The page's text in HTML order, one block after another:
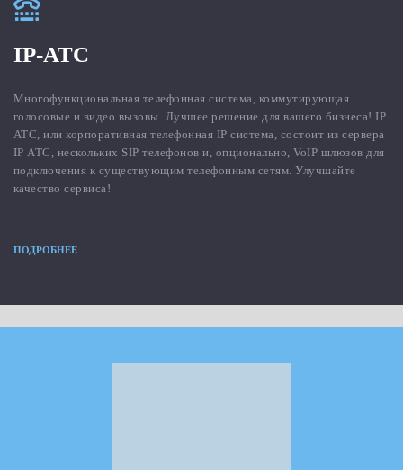
IP-АТС
Многофункциональная телефонная система, коммутирующая
голосовые и видео вызовы. Лучшее решение для вашего бизнеса! IP
АТС, или корпоративная телефонная IP система, состоит из сервера
IP АТС, нескольких SIP телефонов и, опционально, VoIP шлюзов для
подключения к существующим телефонным сетям. Улучшайте
качество сервиса!
ПОДРОБНЕЕ